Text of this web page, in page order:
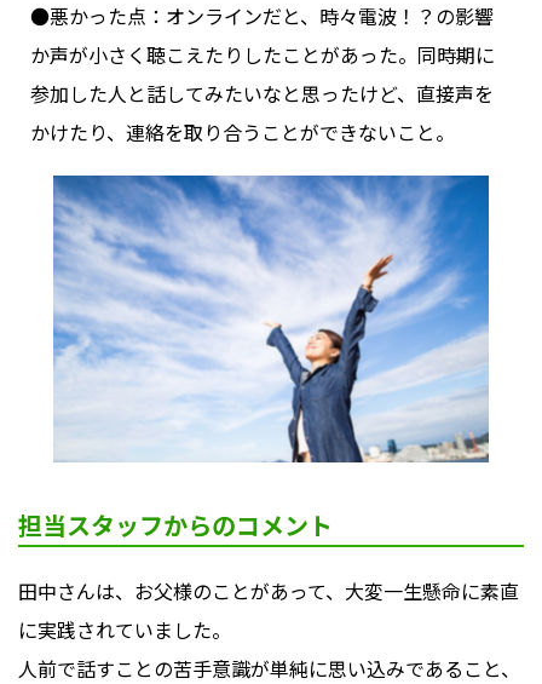
●悪かった点：オンラインだと、時々電波！？の影響
か声が小さく聴こえたりしたことがあった。同時期に
参加した人と話してみたいなと思ったけど、直接声を
かけたり、連絡を取り合うことができないこと。
担当スタッフからのコメント
田中さんは、お父様のことがあって、大変一生懸命に素直
に実践されていました。
人前で話すことの苦手意識が単純に思い込みであること、